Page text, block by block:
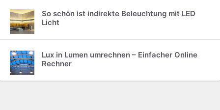
So schön ist indirekte Beleuchtung mit LED
Licht
Lux in Lumen umrechnen – Einfacher Online
Rechner